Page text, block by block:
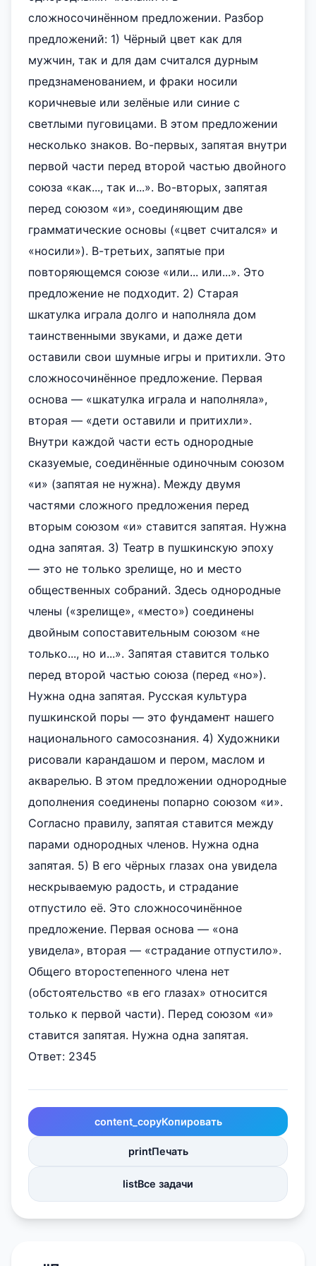
сложносочинённом предложении. Разбор
предложений: 1) Чёрный цвет как для
мужчин, так и для дам считался дурным
предзнаменованием, и фраки носили
коричневые или зелёные или синие с
светлыми пуговицами. В этом предложении
несколько знаков. Во-первых, запятая внутри
первой части перед второй частью двойного
союза «как..., так и...». Во-вторых, запятая
перед союзом «и», соединяющим две
грамматические основы («цвет считался» и
«носили»). В-третьих, запятые при
повторяющемся союзе «или... или...». Это
предложение не подходит. 2) Старая
шкатулка играла долго и наполняла дом
таинственными звуками, и даже дети
оставили свои шумные игры и притихли. Это
сложносочинённое предложение. Первая
основа — «шкатулка играла и наполняла»,
вторая — «дети оставили и притихли».
Внутри каждой части есть однородные
сказуемые, соединённые одиночным союзом
«и» (запятая не нужна). Между двумя
частями сложного предложения перед
вторым союзом «и» ставится запятая. Нужна
одна запятая. 3) Театр в пушкинскую эпоху
— это не только зрелище, но и место
общественных собраний. Здесь однородные
члены («зрелище», «место») соединены
двойным сопоставительным союзом «не
только..., но и...». Запятая ставится только
перед второй частью союза (перед «но»).
Нужна одна запятая. Русская культура
пушкинской поры — это фундамент нашего
национального самосознания. 4) Художники
рисовали карандашом и пером, маслом и
акварелью. В этом предложении однородные
дополнения соединены попарно союзом «и».
Согласно правилу, запятая ставится между
парами однородных членов. Нужна одна
запятая. 5) В его чёрных глазах она увидела
нескрываемую радость, и страдание
отпустило её. Это сложносочинённое
предложение. Первая основа — «она
увидела», вторая — «страдание отпустило».
Общего второстепенного члена нет
(обстоятельство «в его глазах» относится
только к первой части). Перед союзом «и»
ставится запятая. Нужна одна запятая.
Ответ: 2345
content_copyКопировать
printПечать
listВсе задачи